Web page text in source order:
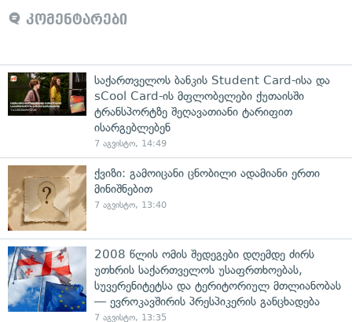
კომენტარები
საქართველოს ბანკის Student Card-ისა და
sCool Card-ის მფლობელები ქუთაისში
ტრანსპორტზე შეღავათიანი ტარიფით
ისარგებლებენ
7 აგვისტო, 14:49
ქვიზი: გამოიცანი ცნობილი ადამიანი ერთი
მინიშნებით
7 აგვისტო, 13:40
2008 წლის ომის შედეგები დღემდე ძირს
უთხრის საქართველოს უსაფრთხოებას,
სუვერენიტეტსა და ტერიტორიულ მთლიანობას
— ევროკავშირის პრესპიკერის განცხადება
7 აგვისტო, 13:35